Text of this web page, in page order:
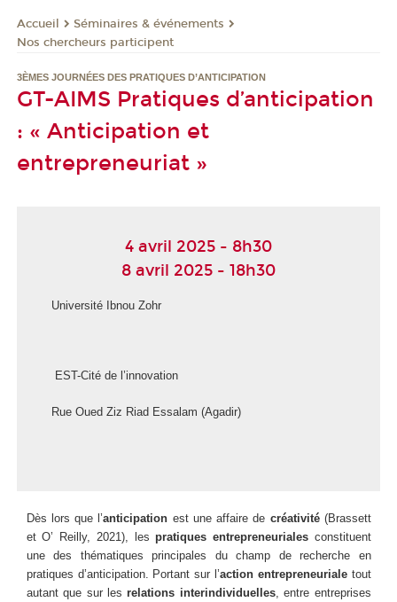
Accueil
Séminaires & événements
Nos chercheurs participent
3ÈMES JOURNÉES DES PRATIQUES D’ANTICIPATION
GT-AIMS Pratiques d’anticipation
: « Anticipation et
entrepreneuriat »
4 avril 2025 - 8h30
8 avril 2025 - 18h30
Université Ibnou Zohr
EST-Cité de l’innovation
Rue Oued Ziz Riad Essalam (Agadir)
Dès lors que l’anticipation est une affaire de créativité(Brassett
et O’ Reilly, 2021), lespratiques entrepreneuriales constituent
une des thématiques principales du champ de recherche en
pratiques d’anticipation. Portant sur l’action entrepreneurialetout
autant que sur lesrelations interindividuelles, entre entreprises